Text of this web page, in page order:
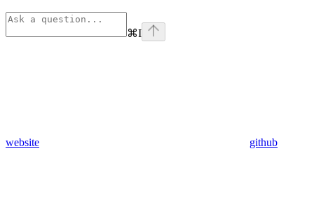
⌘I
website github